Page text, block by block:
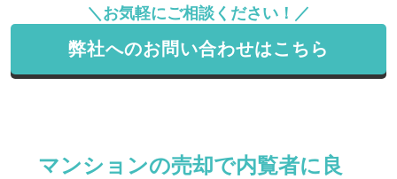
＼お気軽にご相談ください！／
弊社へのお問い合わせはこちら
マンションの売却で内覧者に良